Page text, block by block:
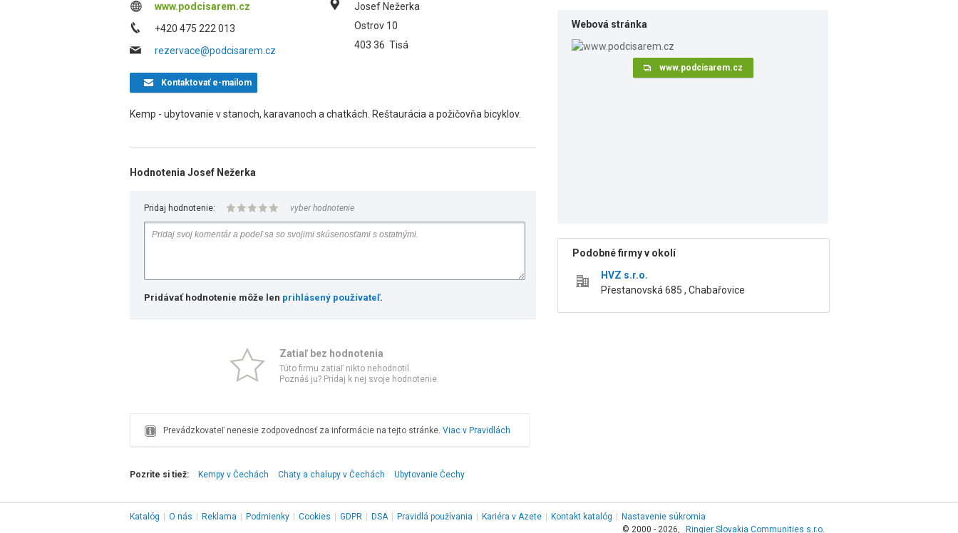
www.podcisarem.cz
+420 475 222 013
rezervace@podcisarem.cz
Josef Nežerka
Ostrov 10
403 36 Tisá
Kontaktovaťe-mailom
Kemp - ubytovanie v stanoch, karavanoch a chatkách. Reštaurácia a požičovňa bicyklov.
Hodnotenia Josef Nežerka
Pridaj hodnotenie: vyber hodnotenie
Pridávať hodnotenie môže len prihlásený používateľ.
Zatiaľ bez hodnotenia
Túto firmu zatiaľ nikto nehodnotil.
Poznáš ju? Pridaj k nej svoje hodnotenie.
Prevádzkovateľ nenesie zodpovednosť za informácie na tejto stránke. Viac v Pravidlách
Webová stránka
www.podcisarem.cz
Podobné firmy v okolí
HVZ s.r.o.
Přestanovská 685 , Chabařovice
Pozrite si tiež: Kempy v Čechách Chaty a chalupy v Čechách Ubytovanie Čechy
Katalóg O nás Reklama Podmienky Cookies GDPR DSA Pravidlá používania Kariéra v Azete Kontakt katalóg
Nastavenie súkromia
© 2000 - 2026,
Ringier Slovakia Communities s.r.o.